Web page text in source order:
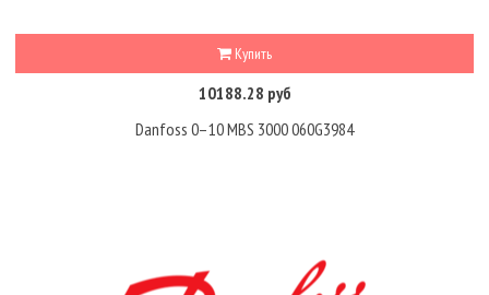
Купить
10188.28 руб
Danfoss 0–10 MBS 3000 060G3984